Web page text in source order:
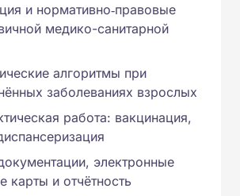
и нормативно‑правовые
медико-санитарной
алгоритмы при
заболеваниях взрослых
работа: вакцинация,
электронные
карты и отчётность